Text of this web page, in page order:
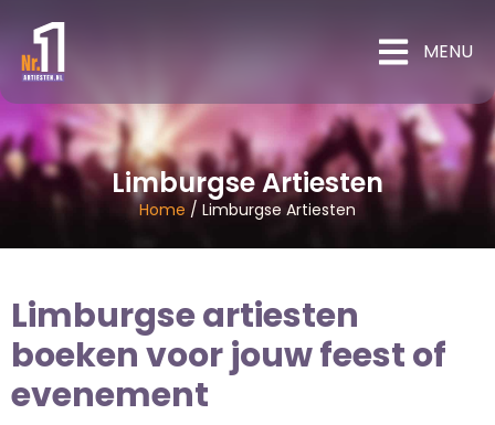
MENU
Home/ Limburgse Artiesten
Limburgse Artiesten
Limburgse artiesten
boeken voor jouw feest of
evenement